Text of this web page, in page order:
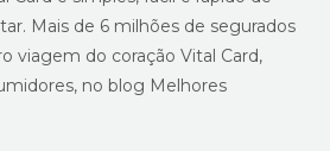
Mais de 6 milhões de segurados
viagem do coração Vital Card,
no blog Melhores